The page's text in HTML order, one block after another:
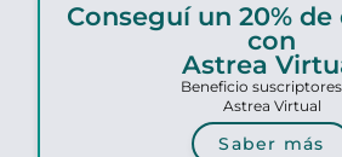
Conseguí un 20%
con
Astrea
Beneficio
Astrea Virtual
Saber más